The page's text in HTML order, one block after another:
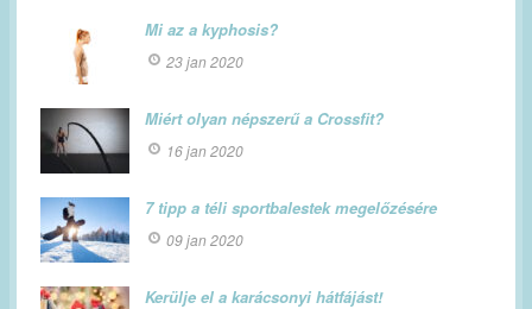
Mi az a kyphosis?
23 jan 2020
Miért olyan népszerű a Crossfit?
16 jan 2020
7 tipp a téli sportbalestek megelőzésére
09 jan 2020
Kerülje el a karácsonyi hátfájást!